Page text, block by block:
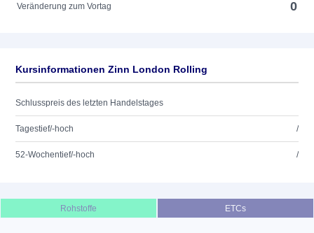
Veränderung zum Vortag 0
Kursinformationen Zinn London Rolling
Schlusspreis des letzten Handelstages
Tagestief/-hoch /
52-Wochentief/-hoch /
Rohstoffe ETCs